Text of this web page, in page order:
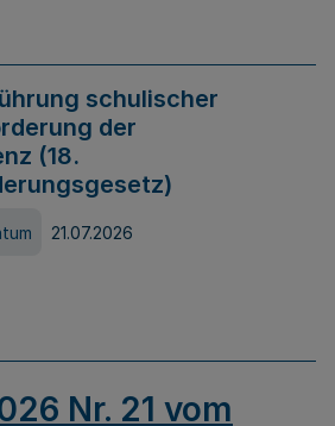
schulischer
der
(18.
21.07.2026
Nr. 21 vom